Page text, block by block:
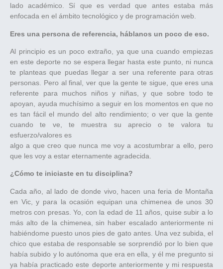
lado académico. Sí que es verdad que antes estaba más
enfocada en el ámbito tecnológico y de programación web.
Eres una persona de referencia, háblanos un poco de eso.
Al principio es un poco extraño, ya que una cuando empiezas
en este deporte no se espera llegar hasta este punto, ni nunca
te planteas que puedas llegar a ser una referente para otras
personas. Pero al final, ver que la gente te sigue, que eres una
referente para muchos niños y niñas, y que sobre todo te
apoyan, ayuda muchísimo a seguir en los momentos en que no
es tan fácil el mundo del alto rendimiento; o ver que la gente
cuando te ve, te muestra su aprecio o te valora tu
esfuerzo/valores es
algo a que creo que nunca me voy a acostumbrar a ello, pero
que les voy a estar eternamente agradecida.
¿Cómo te iniciaste en tu disciplina?
Cada año, al lado de donde vivo, hacen una feria de Montaña
en Vic, y para la ocasión equipan una chimenea de unos 30
metros con presas. Yo, con la edad de 11 años, quise subir a lo
más alto de la chimenea, sin haber escalado anteriormente ni
habiéndome puesto unos pies de gato antes. Una vez subida, el
chico que estaba de responsable se sorprendió por lo bien que
había subido y lo autónoma que era en ella, y él me pregunto si
ya había practicado este deporte anteriormente y mi respuesta